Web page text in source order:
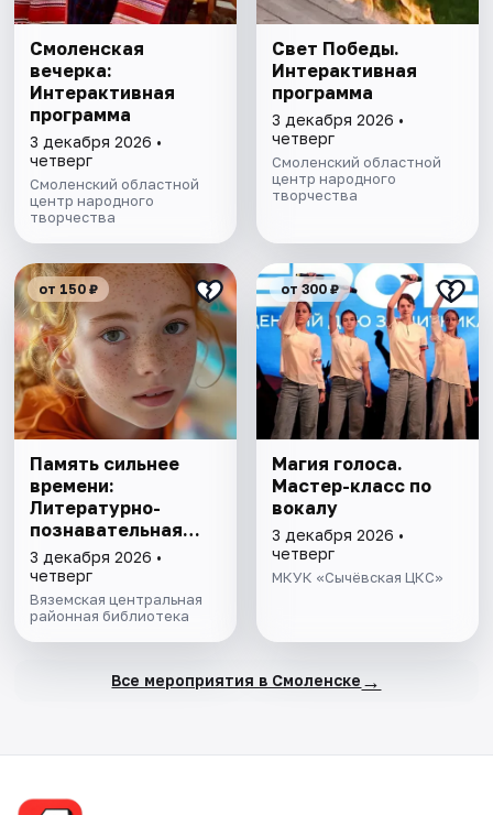
Смоленская
вечерка:
Интерактивная
программа
3 декабря 2026 •
четверг
Смоленский областной
центр народного
творчества
Свет Победы.
Интерактивная
программа
3 декабря 2026 •
четверг
Смоленский областной
центр народного
творчества
от 150 ₽
Память сильнее
времени:
Литературно-
познавательная
программа
3 декабря 2026 •
четверг
Вяземская центральная
районная библиотека
от 300 ₽
Магия голоса.
Мастер-класс по
вокалу
3 декабря 2026 •
четверг
МКУК «Сычёвская ЦКС»
Все мероприятия в Смоленске →